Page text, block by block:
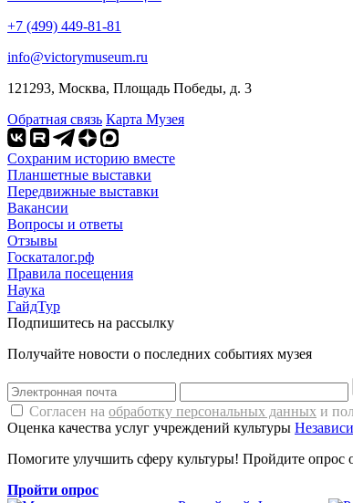
+7 (499) 449-81-81
info@victorymuseum.ru
121293, Москва, Площадь Победы, д. 3
Обратная связь Карта Музея
Сохраним историю вместе
Планшетные выставки
Передвижные выставки
Вакансии
Вопросы и ответы
Отзывы
Госкаталог.рф
Правила посещения
Наука
ГайдТур
Подпишитесь на рассылку
Получайте новости о последних событиях музея
Согласен на обработку персональных данных и
Оценка качества услуг учреждений культуры
Помогите улучшить сферу культуры! Пройдите опрос
Пройти опрос